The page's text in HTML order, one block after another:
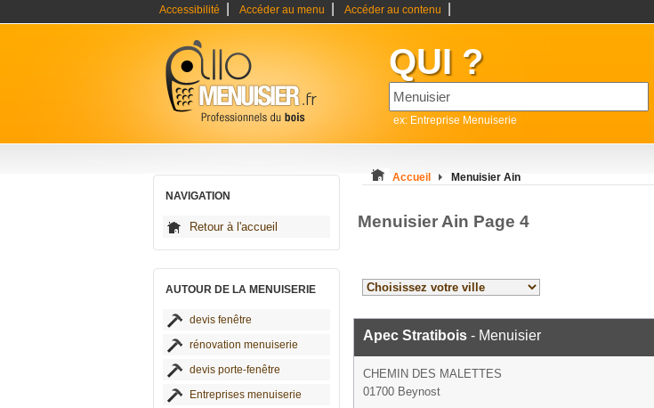
Accessibilité Accéder au menu Accéder au contenu
QUI ?
ex: Entreprise Menuiserie
NAVIGATION
Retour à l'accueil
AUTOUR DE LA MENUISERIE
devis fenêtre
rénovation menuiserie
devis porte-fenêtre
Entreprises menuiserie
Accueil Menuisier Ain
Menuisier Ain Page 4
Apec Stratibois - Menuisier
CHEMIN DES MALETTES
01700 Beynost